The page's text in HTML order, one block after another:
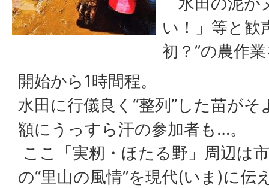
い！」等と歓
初？”の農作
開始から1時間程。
水田に行儀良く“整列”した苗が
額にうっすら汗の参加者も…。
ここ「実籾・ほたる野」周辺は
の“里山の風情”を現代(いま)に伝